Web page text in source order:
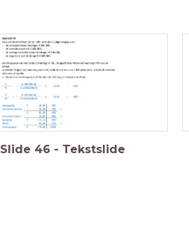
Slide 46 - Tekstslide